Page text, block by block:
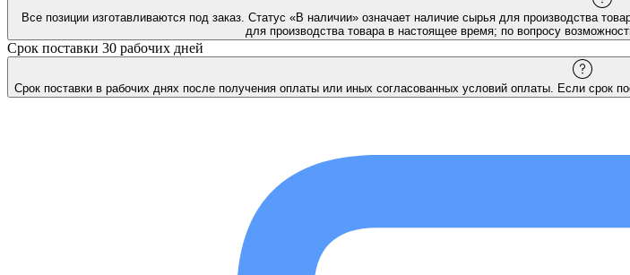
Все позиции изготавливаются под заказ. Статус «В наличии» означает наличие сырья для производства
для производства товара в настоящее время; по вопросу
Срок поставки 30 рабочих дней
Срок поставки в рабочих днях после получения оплаты или иных согласованных условий оплаты. Если срок